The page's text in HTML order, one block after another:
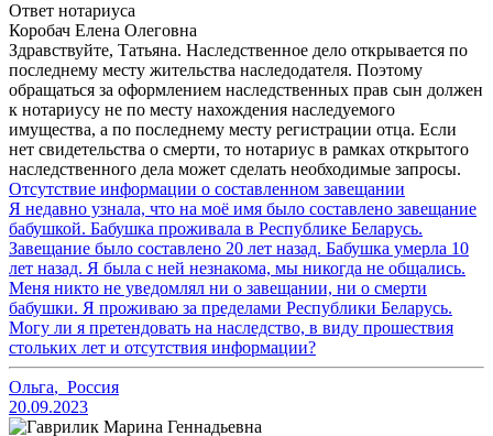
Ответ нотариуса
Коробач Елена Олеговна
Здравствуйте, Татьяна. Наследственное дело открывается по
последнему месту жительства наследодателя. Поэтому
обращаться за оформлением наследственных прав сын должен
к нотариусу не по месту нахождения наследуемого
имущества, а по последнему месту регистрации отца. Если
нет свидетельства о смерти, то нотариус в рамках открытого
наследственного дела может сделать необходимые запросы.
Отсутствие информации о составленном завещании
Я недавно узнала, что на моё имя было составлено завещание
бабушкой. Бабушка проживала в Республике Беларусь.
Завещание было составлено 20 лет назад. Бабушка умерла 10
лет назад. Я была с ней незнакома, мы никогда не общались.
Меня никто не уведомлял ни о завещании, ни о смерти
бабушки. Я проживаю за пределами Республики Беларусь.
Могу ли я претендовать на наследство, в виду прошествия
стольких лет и отсутствия информации?
Ольга, Россия
20.09.2023